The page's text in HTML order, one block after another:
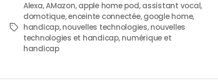
Alexa,AMazon,apple home pod,assistant vocal,
domotique,enceinte connectée,google home,
handicap,nouvelles technologies,nouvelles
technologies et handicap,numérique et
handicap